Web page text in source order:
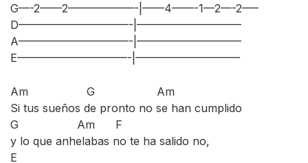
G—-2——2——————-|——4——-1—2—-2—–
D——————————-|—————————–
A——————————-|—————————–
E——————————-|—————————–
Am G Am
Si tus sueños de pronto no se han cumplido
G Am F
y lo que anhelabas no te ha salido no,
E